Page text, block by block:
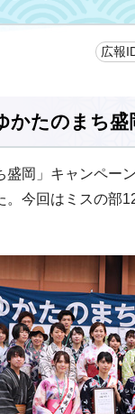
広報
かたのまち
岡」キャンペー
今回はミスの部